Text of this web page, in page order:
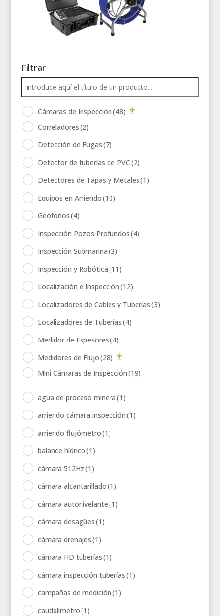
Filtrar
Cámaras de Inspección(48)
Correladores(2)
Detección de Fugas(7)
Detector de tuberías de PVC(2)
Detectores de Tapas y Metales(1)
Equipos en Arriendo(10)
Geófonos(4)
Inspección Pozos Profundos(4)
Inspección Submarina(3)
Inspección y Robótica(11)
Localización e Inspección(12)
Localizadores de Cables y Tuberías(3)
Localizadores de Tuberías(4)
Medidor de Espesores(4)
Medidores de Flujo(28)
Mini Cámaras de Inspección(19)
agua de proceso minera(1)
arriendo cámara inspección(1)
arriendo flujómetro(1)
balance hídrico(1)
cámara 512Hz(1)
cámara alcantarillado(1)
cámara autonivelante(1)
cámara desagües(1)
cámara drenajes(1)
cámara HD tuberías(1)
cámara inspección tuberías(1)
campañas de medición(1)
caudalímetro(1)